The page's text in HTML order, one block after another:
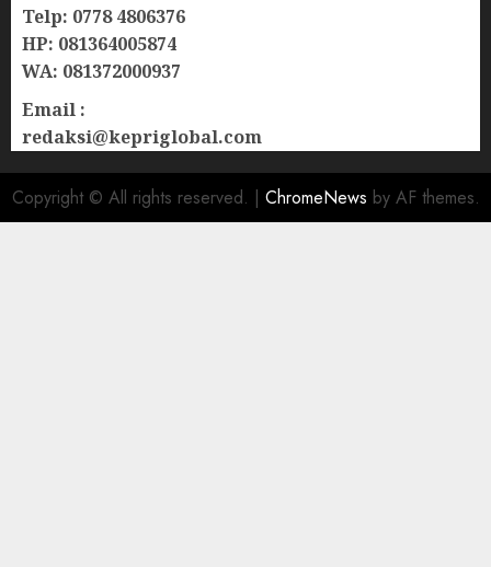
Telp: 0778 4806376
HP: 081364005874
WA: 081372000937
Email :
redaksi@kepriglobal.com
Copyright © All rights reserved. | ChromeNews by AF themes.